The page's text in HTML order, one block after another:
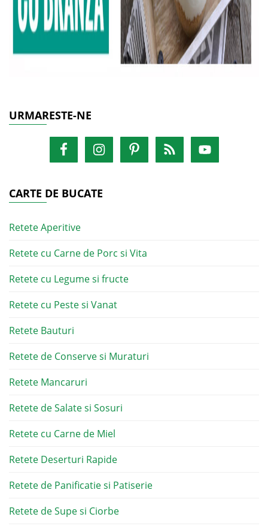
URMARESTE-NE
CARTE DE BUCATE
Retete Aperitive
Retete cu Carne de Porc si Vita
Retete cu Legume si fructe
Retete cu Peste si Vanat
Retete Bauturi
Retete de Conserve si Muraturi
Retete Mancaruri
Retete de Salate si Sosuri
Retete cu Carne de Miel
Retete Deserturi Rapide
Retete de Panificatie si Patiserie
Retete de Supe si Ciorbe